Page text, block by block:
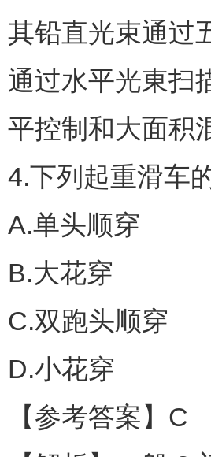
其铅直光束通过
通过水平光東扫
平控制和大面积
4.下列起重滑车
A.单头顺穿
B.大花穿
C.双跑头顺穿
D.小花穿
【参考答案】C